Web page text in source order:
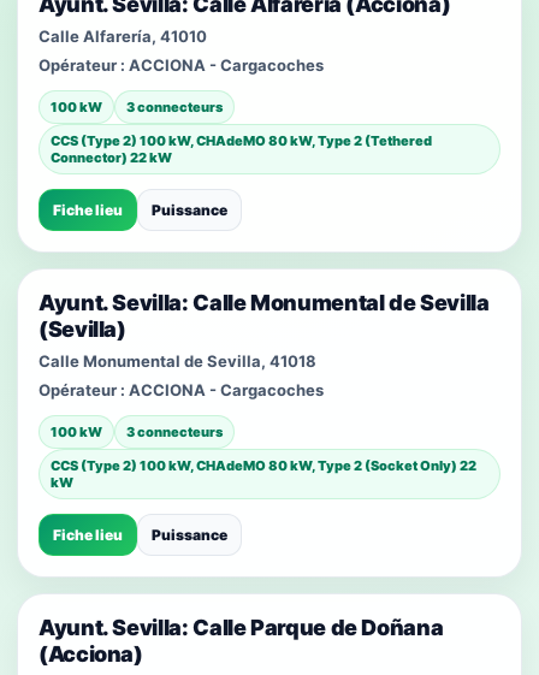
Calle Alfarería, 41010
Opérateur : ACCIONA - Cargacoches
100 kW
3 connecteurs
CCS (Type 2) 100 kW, CHAdeMO 80 kW, Type 2 (Tethered
Connector) 22 kW
Fiche lieu Puissance
Ayunt. Sevilla: Calle Monumental de Sevilla
(Sevilla)
Calle Monumental de Sevilla, 41018
Opérateur : ACCIONA - Cargacoches
100 kW
3 connecteurs
CCS (Type 2) 100 kW, CHAdeMO 80 kW, Type 2 (Socket Only) 22
kW
Fiche lieu Puissance
Ayunt. Sevilla: Calle Parque de Doñana
(Acciona)